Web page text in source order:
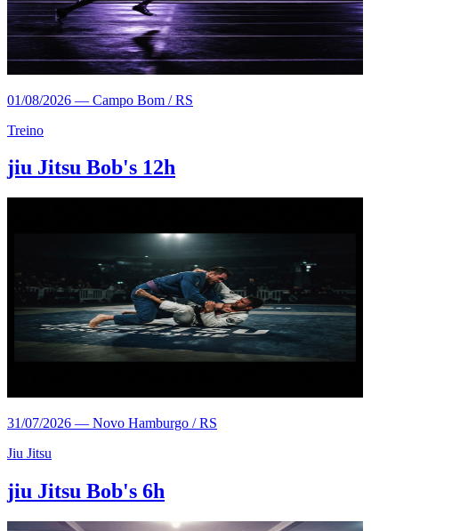
01/08/2026 — Campo Bom / RS
Treino
jiu Jitsu Bob's 12h
31/07/2026 — Novo Hamburgo / RS
Jiu Jitsu
jiu Jitsu Bob's 6h